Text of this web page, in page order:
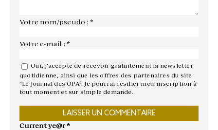
Votre nom/pseudo : *
Votre e-mail : *
Oui, j'accepte de recevoir gratuitement la newsletter
quotidienne, ainsi que les offres des partenaires du site
"Le Journal des OPA". Je pourrai résilier mon inscription à
tout moment et sur simple demande.
Current ye@r*